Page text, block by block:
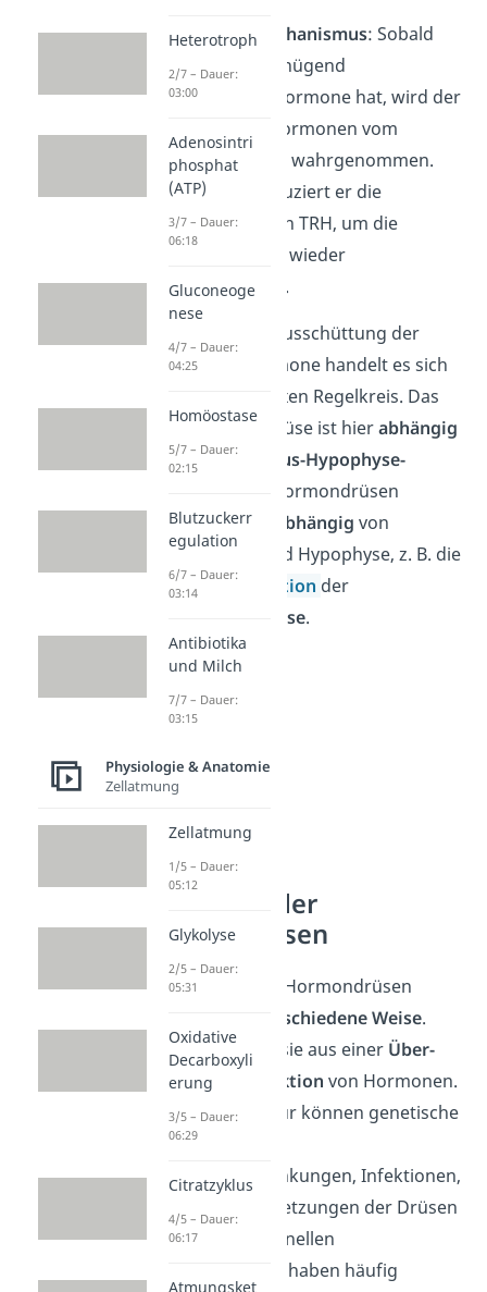
Feedback-Mechanismus: Sobald
der Körper genügend
Schilddrüsenhormone hat, wird der
Anstieg von Hormonen vom
Hypothalamus wahrgenommen.
Daraufhin reduziert er die
Produktion von TRH, um die
Konzentration wieder
auszugleichen.
Bei der Ausschüttung der
Schilddrüsenhormone handelt es sich
um einen komplexen Regelkreis. Das
heißt, die Schilddrüse ist hierabhängig
vomHypothalamus-Hypophyse-
. Andere Hormondrüsen
funktionieren unabhängig von
Hypothalamus und Hypophyse, z. B. die
Blutzuckerregulation der
Bauchspeicheldrüse.
Störungen der
Hormondrüsen
Störungen in den Hormondrüsen
verschiedene Weise.
Meist resultieren sie aus einer Über-
oder Unterproduktion von Hormonen.
Die Ursachen dafür können genetische
Veranlagungen,
Autoimmunerkrankungen, Infektionen,
Tumore oder Verletzungen der Drüsen
sein. Diese hormonellen
Ungleichgewichte haben häufig
Heterotroph
2/7 – Dauer:
03:00
Adenosintri
phosphat
(ATP)
3/7 – Dauer:
06:18
Gluconeoge
nese
4/7 – Dauer:
04:25
Homöostase
5/7 – Dauer:
02:15
Blutzuckerr
egulation
6/7 – Dauer:
03:14
Antibiotika
und Milch
7/7 – Dauer:
03:15
Physiologie & Anatomie
Zellatmung
Zellatmung
1/5 – Dauer:
05:12
Glykolyse
2/5 – Dauer:
05:31
Oxidative
Decarboxyli
erung
3/5 – Dauer:
06:29
Citratzyklus
4/5 – Dauer:
06:17
Atmungsket